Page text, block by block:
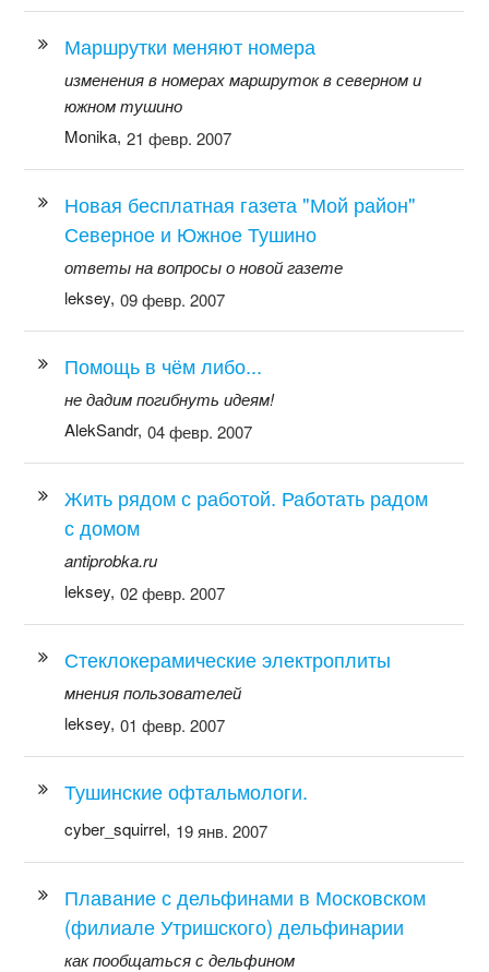
Маршрутки меняют номера
изменения в номерах маршруток в северном и
южном тушино
Monika, 21 февр. 2007
Новая бесплатная газета "Мой район"
Северное и Южное Тушино
ответы на вопросы о новой газете
leksey, 09 февр. 2007
Помощь в чём либо...
не дадим погибнуть идеям!
AlekSandr, 04 февр. 2007
Жить рядом с работой. Работать радом
с домом
antiprobka.ru
leksey, 02 февр. 2007
Стеклокерамические электроплиты
мнения пользователей
leksey, 01 февр. 2007
Тушинские офтальмологи.
cyber_squirrel, 19 янв. 2007
Плавание с дельфинами в Московском
(филиале Утришского) дельфинарии
как пообщаться с дельфином